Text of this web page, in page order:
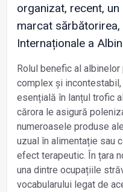
organizat, recent,
marcat sărbătorirea,
Internaționale a
Rolul benefic al
complex și
esențială în lanțul trofic
cărora le asigură
numeroasele produse
uzual în alimentație sau
efect terapeutic. În țara
una dintre ocupațiile
vocabularului legat de